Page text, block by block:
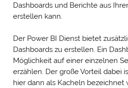
Dashboards und Berichte aus
erstellen kann.
Der Power BI Dienst bietet
Dashboards zu erstellen. Ein
Möglichkeit auf einer einzelnen
erzählen. Der große Vorteil dabei
hier dann als Kacheln bezeichnet